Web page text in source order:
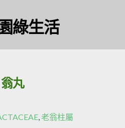
綠生活
翁丸
,老翁柱屬